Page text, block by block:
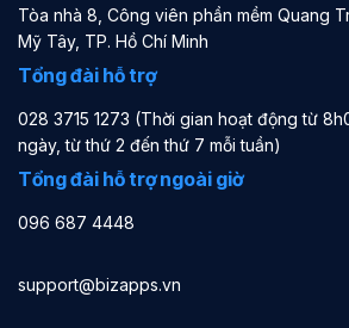
Tòa nhà 8, Công viên phần mềm Quang
Mỹ Tây, TP. Hồ Chí Minh
Tổng đài hỗ trợ
028 3715 1273 (Thời gian hoạt động từ
ngày, từ thứ 2 đến thứ 7 mỗi tuần)
Tổng đài hỗ trợ ngoài giờ
096 687 4448
support@bizapps.vn